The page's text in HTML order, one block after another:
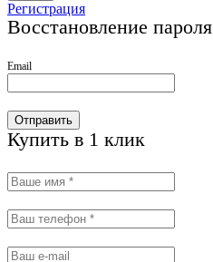
Регистрация
Восстановление пароля
Email
Отправить
Купить в 1 клик